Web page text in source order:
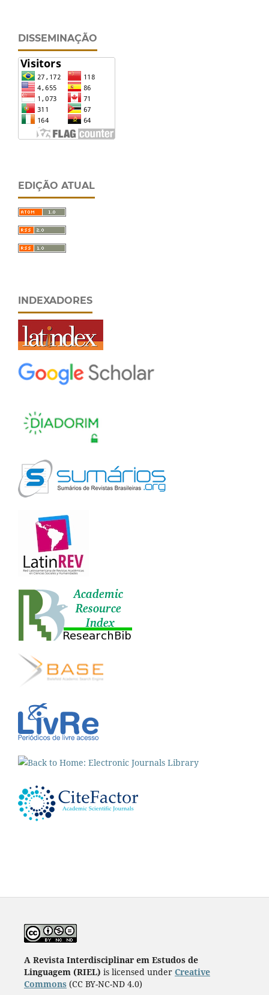
DISSEMINAÇÃO
EDIÇÃO ATUAL
INDEXADORES
A Revista Interdisciplinar em Estudos de
Linguagem (RIEL) is licensed under Creative
Commons(CC BY-NC-ND 4.0)